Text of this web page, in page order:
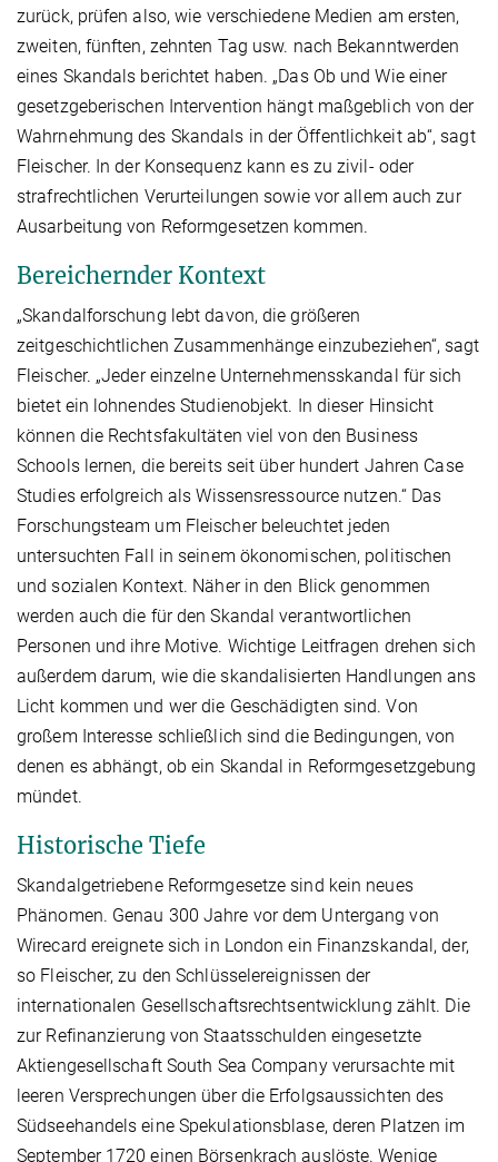
zurück, prüfen also, wie verschiedene Medien am ersten,
zweiten, fünften, zehnten Tag usw. nach Bekanntwerden
eines Skandals berichtet haben. „Das Ob und Wie einer
gesetzgeberischen Intervention hängt maßgeblich von der
Wahrnehmung des Skandals in der Öffentlichkeit ab“, sagt
Fleischer. In der Konsequenz kann es zu zivil- oder
strafrechtlichen Verurteilungen sowie vor allem auch zur
Ausarbeitung von Reformgesetzen kommen.
Bereichernder Kontext
„Skandalforschung lebt davon, die größeren
zeitgeschichtlichen Zusammenhänge einzubeziehen“, sagt
Fleischer. „Jeder einzelne Unternehmensskandal für sich
bietet ein lohnendes Studienobjekt. In dieser Hinsicht
können die Rechtsfakultäten viel von den Business
Schools lernen, die bereits seit über hundert Jahren Case
Studies erfolgreich als Wissensressource nutzen.“ Das
Forschungsteam um Fleischer beleuchtet jeden
untersuchten Fall in seinem ökonomischen, politischen
und sozialen Kontext. Näher in den Blick genommen
werden auch die für den Skandal verantwortlichen
Personen und ihre Motive. Wichtige Leitfragen drehen sich
außerdem darum, wie die skandalisierten Handlungen ans
Licht kommen und wer die Geschädigten sind. Von
großem Interesse schließlich sind die Bedingungen, von
denen es abhängt, ob ein Skandal in Reformgesetzgebung
mündet.
Historische Tiefe
Skandalgetriebene Reformgesetze sind kein neues
Phänomen. Genau 300 Jahre vor dem Untergang von
Wirecard ereignete sich in London ein Finanzskandal, der,
so Fleischer, zu den Schlüsselereignissen der
internationalen Gesellschaftsrechtsentwicklung zählt. Die
zur Refinanzierung von Staatsschulden eingesetzte
Aktiengesellschaft South Sea Company verursachte mit
leeren Versprechungen über die Erfolgsaussichten des
Südseehandels eine Spekulationsblase, deren Platzen im
September 1720 einen Börsenkrach auslöste. Wenige